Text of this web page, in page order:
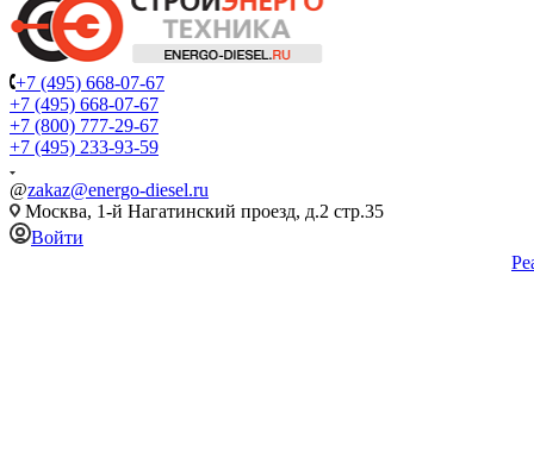
+7 (495) 668-07-67
+7 (495) 668-07-67
+7 (800) 777-29-67
+7 (495) 233-93-59
@zakaz@energo-diesel.ru
Москва, 1-й Нагатинский проезд, д.2 стр.35
Войти